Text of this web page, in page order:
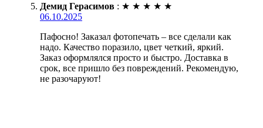
Демид Герасимов : ★ ★ ★ ★ ★
06.10.2025
Пафосно! Заказал фотопечать – все сделали как
надо. Качество поразило, цвет четкий, яркий.
Заказ оформлялся просто и быстро. Доставка в
срок, все пришло без повреждений. Рекомендую,
не разочаруют!